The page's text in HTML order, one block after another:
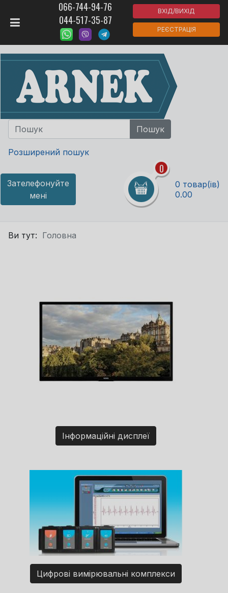
066-744-94-76
044-517-35-87
ВХІД/ВИХІД
РЕЄСТРАЦІЯ
Розширений пошук
Зателефонуйте
мені
0
0 товар(ів)
0.00
Ви тут: Головна
Інформаційні дисплеї
Цифрові вимірювальні комплекси